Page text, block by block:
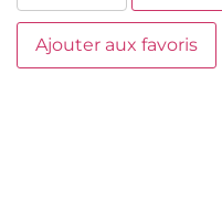
Ajouter aux favoris